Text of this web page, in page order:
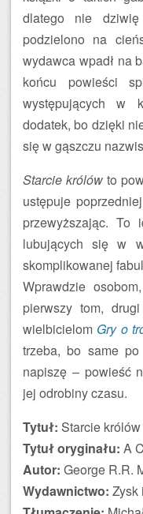
dlatego nie
podzielono na
wydawca wpadł na
końcu powieści
występujących w
dodatek, bo dzięki
się w gąszczu
Starcie królów to
ustępuje
przewyższając. To
lubujących się w
skomplikowanej
Wprawdzie
pierwszy tom,
wielbicielom Gry o
trzeba, bo same
napiszę – powieść
jej odrobiny czasu.
Tytuł: Starcie królów
Tytuł oryginału: A
Autor: George R.R.
Wydawnictwo: Zysk